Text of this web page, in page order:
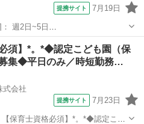
提携サイト 7月19日
07:00~16:00/11:00~20:00 [勤務
...須】*。*◆認定こども園（保
集◆平日のみ／時短勤務…
式会社
提携サイト 7月23日